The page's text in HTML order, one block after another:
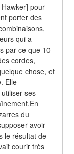
pour
porter des
qui a
par ce que 10
cordes,
chose, et
Elle
ses
du
avoir
le résultat de
courir très